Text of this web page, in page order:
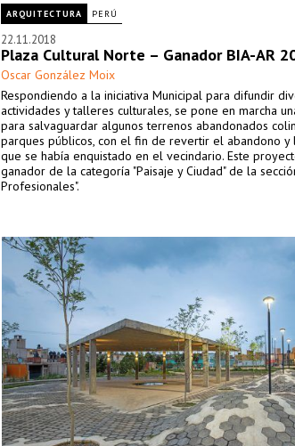
ARQUITECTURA PERÚ
22.11.2018
Plaza Cultural Norte – Ganador BIA-AR
Oscar González Moix
Respondiendo a la iniciativa Municipal para difundir
actividades y talleres culturales, se pone en marcha
para salvaguardar algunos terrenos abandonados
parques públicos, con el fin de revertir el abandono y
que se había enquistado en el vecindario. Este
ganador de la categoría "Paisaje y Ciudad" de la
Profesionales".